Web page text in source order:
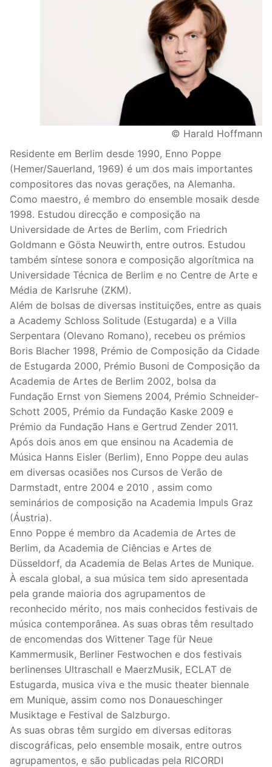
© Harald Hoffmann
Residente em Berlim desde 1990, Enno Poppe
(Hemer/Sauerland, 1969) é um dos mais importantes
compositores das novas gerações, na Alemanha.
Como maestro, é membro do ensemble mosaik desde
1998. Estudou direcção e composição na
Universidade de Artes de Berlim, com Friedrich
Goldmann e Gösta Neuwirth, entre outros. Estudou
também síntese sonora e composição algorítmica na
Universidade Técnica de Berlim e no Centre de Arte e
Média de Karlsruhe (ZKM).
Além de bolsas de diversas instituições, entre as quais
a Academy Schloss Solitude (Estugarda) e a Villa
Serpentara (Olevano Romano), recebeu os prémios
Boris Blacher 1998, Prémio de Composição da Cidade
de Estugarda 2000, Prémio Busoni de Composição da
Academia de Artes de Berlim 2002, bolsa da
Fundação Ernst von Siemens 2004, Prémio Schneider-
Schott 2005, Prémio da Fundação Kaske 2009 e
Prémio da Fundação Hans e Gertrud Zender 2011.
Após dois anos em que ensinou na Academia de
Música Hanns Eisler (Berlim), Enno Poppe deu aulas
em diversas ocasiões nos Cursos de Verão de
Darmstadt, entre 2004 e 2010 , assim como
seminários de composição na Academia Impuls Graz
(Áustria).
Enno Poppe é membro da Academia de Artes de
Berlim, da Academia de Ciências e Artes de
Düsseldorf, da Academia de Belas Artes de Munique.
À escala global, a sua música tem sido apresentada
pela grande maioria dos agrupamentos de
reconhecido mérito, nos mais conhecidos festivais de
música contemporânea. As suas obras têm resultado
de encomendas dos Wittener Tage für Neue
Kammermusik, Berliner Festwochen e dos festivais
berlinenses Ultraschall e MaerzMusik, ECLAT de
Estugarda, musica viva e the music theater biennale
em Munique, assim como nos Donaueschinger
Musiktage e Festival de Salzburgo.
As suas obras têm surgido em diversas editoras
discográficas, pelo ensemble mosaik, entre outros
agrupamentos, e são publicadas pela RICORDI